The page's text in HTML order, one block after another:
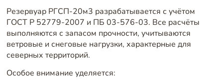
Резервуар РГСП-20м3 разрабатывается с учётом
ГОСТ Р 52779-2007 и ПБ 03-576-03. Все расчёты
выполняются с запасом прочности, учитываются
ветровые и снеговые нагрузки, характерные для
северных территорий.
Особое внимание уделяется: